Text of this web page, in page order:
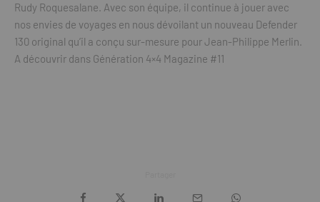
Rudy Roquesalane. Avec son équipe, il continue à jouer avec
nos envies de voyages en nous dévoilant un nouveau Defender
130 original qu’il a conçu sur-mesure pour Jean-Philippe Merlin.
A découvrir dans Génération 4×4 Magazine #11